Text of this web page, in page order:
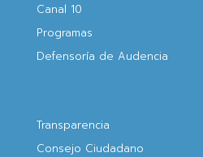
Canal 10
Programas
Defensoría de Audencia
Transparencia
Consejo Ciudadano